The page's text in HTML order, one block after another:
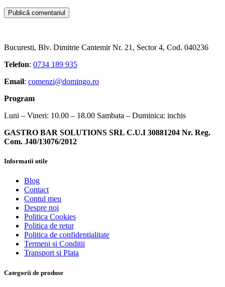
Bucuresti, Blv. Dimitrie Cantemir Nr. 21, Sector 4, Cod. 040236
Telefon: 0734 189 935
Email: comenzi@domingo.ro
Program
Luni – Vineri: 10.00 – 18.00 Sambata – Duminica: inchis
GASTRO BAR SOLUTIONS SRL C.U.I 30881204 Nr. Reg.
Com. J40/13076/2012
Informatii utile
Blog
Contact
Contul meu
Despre noi
Politica Cookies
Politica de retur
Politica de confidentialitate
Termeni si Conditii
Transport si Plata
Categorii de produse